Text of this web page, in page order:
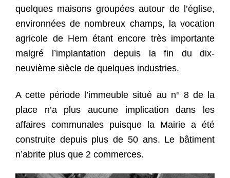
quelques maisons groupées autour de l’église,
environnées de nombreux champs, la vocation
agricole de Hem étant encore très importante
malgré l’implantation depuis la fin du dix-
neuvième siècle de quelques industries.
A cette période l’immeuble situé au n° 8 de la
place n’a plus aucune implication dans les
affaires communales puisque la Mairie a été
construite depuis plus de 50 ans. Le bâtiment
n’abrite plus que 2 commerces.